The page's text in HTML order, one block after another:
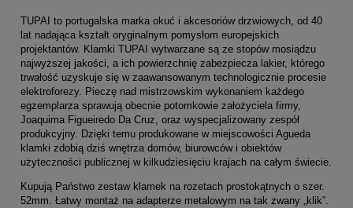
TUPAI to portugalska marka okuć i akcesoriów drzwiowych, od 40
lat nadająca kształt oryginalnym pomysłom europejskich
projektantów. Klamki TUPAI wytwarzane są ze stopów mosiądzu
najwyższej jakości, a ich powierzchnię zabezpiecza lakier, którego
trwałość uzyskuje się w zaawansowanym technologicznie procesie
elektroforezy. Pieczę nad mistrzowskim wykonaniem każdego
egzemplarza sprawują obecnie potomkowie założyciela firmy,
Joaquima Figueiredo Da Cruz, oraz wyspecjalizowany zespół
produkcyjny. Dzięki temu produkowane w miejscowości Agueda
klamki zdobią dziś wnętrza domów, biurowców i obiektów
użyteczności publicznej w kilkudziesięciu krajach na całym świecie.
Kupują Państwo zestaw klamek na rozetach prostokątnych o szer.
52mm. Łatwy montaż na adapterze metalowym na tak zwany „klik”.